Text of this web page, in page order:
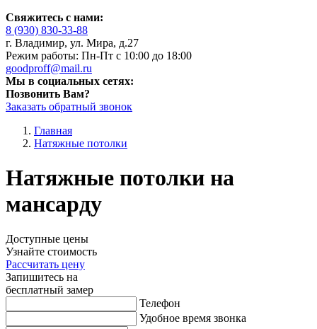
Свяжитесь с нами:
8 (930) 830-33-88
г. Владимир, ул. Мира, д.27
Режим работы: Пн-Пт с 10:00 до 18:00
goodproff@mail.ru
Мы в социальных сетях:
Позвонить Вам?
Заказать обратный звонок
Главная
Натяжные потолки
Натяжные потолки на
мансарду
Доступные цены
Узнайте стоимость
Рассчитать цену
Запишитесь на
бесплатный замер
Телефон
Удобное время звонка